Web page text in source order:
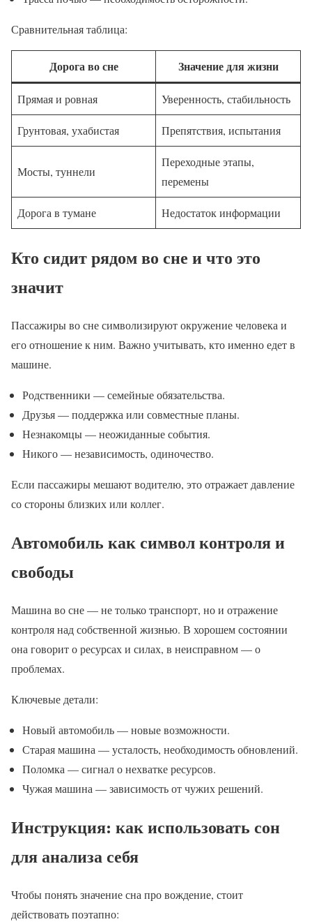
Сравнительная таблица:
Дорога во сне Значение для жизни
Прямая и ровная Уверенность, стабильность
Грунтовая, ухабистая Препятствия, испытания
Мосты, туннели
Переходные этапы,
перемены
Дорога в тумане Недостаток информации
Кто сидит рядом во сне и что это
значит
Пассажиры во сне символизируют окружение человека и
его отношение к ним. Важно учитывать, кто именно едет в
машине.
Родственники — семейные обязательства.
Друзья — поддержка или совместные планы.
Незнакомцы — неожиданные события.
Никого — независимость, одиночество.
Если пассажиры мешают водителю, это отражает давление
со стороны близких или коллег.
Автомобиль как символ контроля и
свободы
Машина во сне — не только транспорт, но и отражение
контроля над собственной жизнью. В хорошем состоянии
она говорит о ресурсах и силах, в неисправном — о
проблемах.
Ключевые детали:
Новый автомобиль — новые возможности.
Старая машина — усталость, необходимость обновлений.
Поломка — сигнал о нехватке ресурсов.
Чужая машина — зависимость от чужих решений.
Инструкция: как использовать сон
для анализа себя
Чтобы понять значение сна про вождение, стоит
действовать поэтапно: